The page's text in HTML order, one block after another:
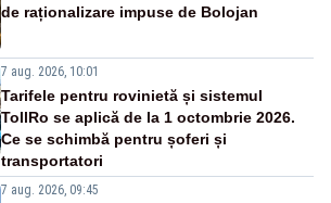
de raționalizare impuse de Bolojan
7 aug. 2026, 10:01
Tarifele pentru rovinietă și sistemul
TollRo se aplică de la 1 octombrie 2026.
Ce se schimbă pentru șoferi și
transportatori
7 aug. 2026, 09:45